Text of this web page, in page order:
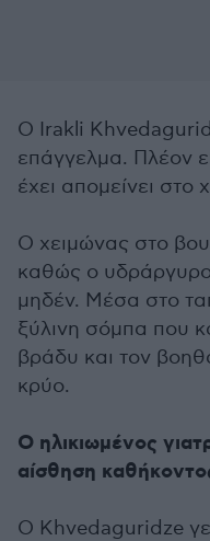
Ο Irakli
επάγγελμα. Πλέον
έχει απομείνει στο
O χειμώνας στο
καθώς ο
μηδέν. Μέσα στο
ξύλινη σόμπα που
βράδυ και τον
κρύο.
Ο ηλικιωμένος
αίσθηση
Ο Khvedaguridze